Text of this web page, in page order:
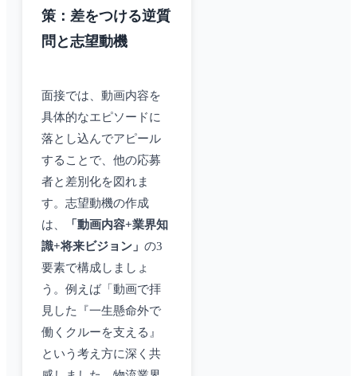
策：差をつける逆質
問と志望動機
面接では、動画内容を
具体的なエピソードに
落とし込んでアピール
することで、他の応募
者と差別化を図れま
す。志望動機の作成
は、
「動画内容+業界知
識+将来ビジョン」 の3
要素で構成しましょ
う。例えば「動画で拝
見した『一生懸命外で
働くクルーを支える』
という考え方に深く共